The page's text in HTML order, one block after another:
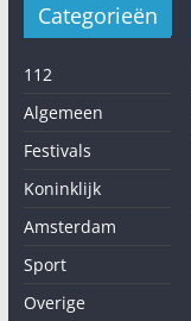
Categorieën
112
Algemeen
Festivals
Koninklijk
Amsterdam
Sport
Overige